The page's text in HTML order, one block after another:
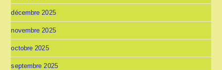
décembre 2025
novembre 2025
octobre 2025
septembre 2025